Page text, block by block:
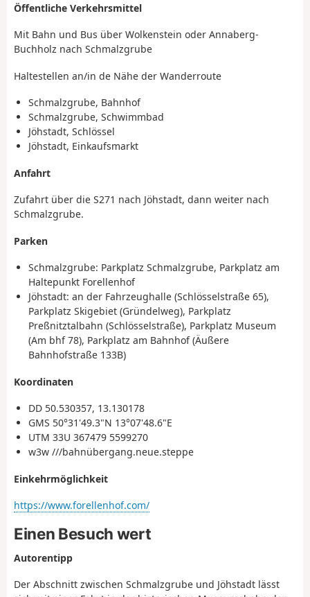
Öffentliche Verkehrsmittel
Mit Bahn und Bus über Wolkenstein oder Annaberg-
Buchholz nach Schmalzgrube
Haltestellen an/in de Nähe der Wanderroute
Schmalzgrube, Bahnhof
Schmalzgrube, Schwimmbad
Jöhstadt, Schlössel
Jöhstadt, Einkaufsmarkt
Anfahrt
Zufahrt über die S271 nach Jöhstadt, dann weiter nach
Schmalzgrube.
Parken
Schmalzgrube: Parkplatz Schmalzgrube, Parkplatz am
Haltepunkt Forellenhof
Jöhstadt: an der Fahrzeughalle (Schlösselstraße 65),
Parkplatz Skigebiet (Gründelweg), Parkplatz
Preßnitztalbahn (Schlösselstraße), Parkplatz Museum
(Am bhf 78), Parkplatz am Bahnhof (Äußere
Bahnhofstraße 133B)
Koordinaten
DD 50.530357, 13.130178
GMS 50°31'49.3"N 13°07'48.6"E
UTM 33U 367479 5599270
w3w ///bahnübergang.neue.steppe
Einkehrmöglichkeit
https://www.forellenhof.com/
Einen Besuch wert
Autorentipp
Der Abschnitt zwischen Schmalzgrube und Jöhstadt lässt